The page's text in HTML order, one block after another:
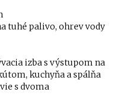
tuhé palivo, ohrev vody
izba s výstupom na
kuchyňa a spálňa
s dvoma